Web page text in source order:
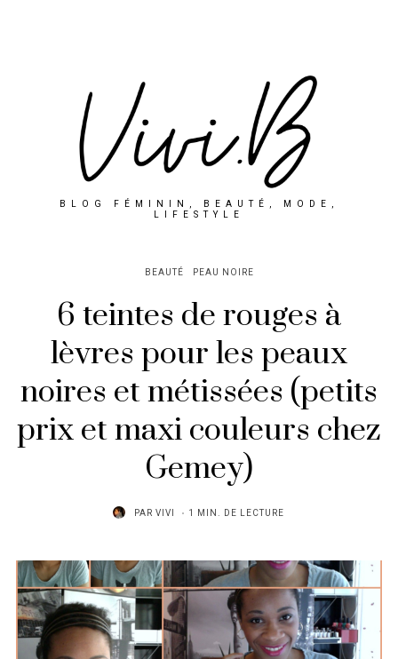
BLOG FÉMININ, BEAUTÉ, MODE,
LIFESTYLE
BEAUTÉ PEAU NOIRE
6 teintes de rouges à
lèvres pour les peaux
noires et métissées (petits
prix et maxi couleurs chez
Gemey)
PAR VIVI 1 MIN. DE LECTURE